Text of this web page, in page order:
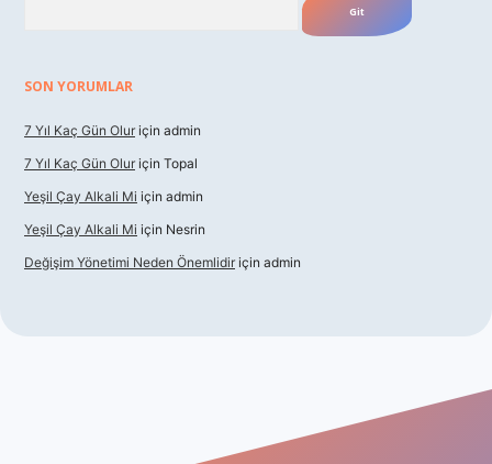
SON YORUMLAR
7 Yıl Kaç Gün Olur için admin
7 Yıl Kaç Gün Olur için Topal
Yeşil Çay Alkali Mi için admin
Yeşil Çay Alkali Mi için Nesrin
Değişim Yönetimi Neden Önemlidir için admin